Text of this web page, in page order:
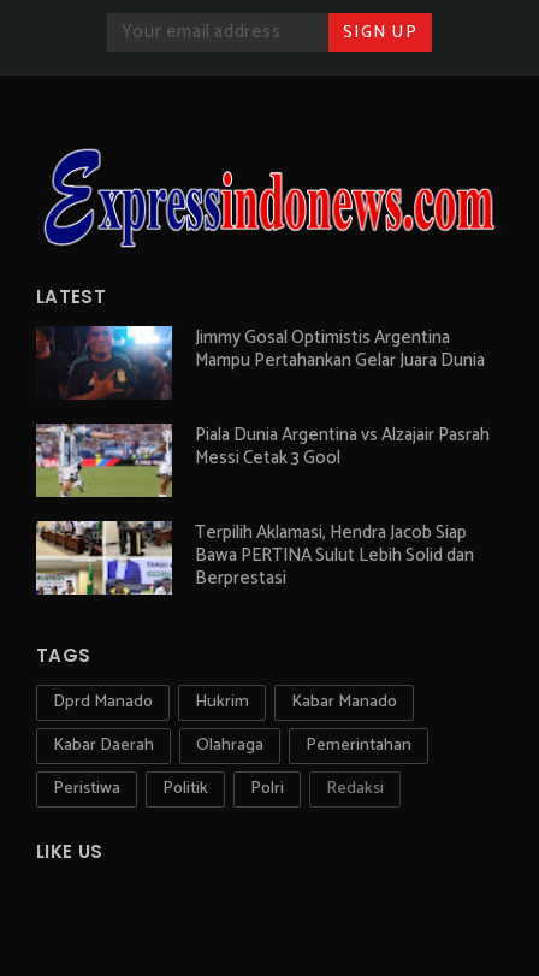
LATEST
Jimmy Gosal Optimistis Argentina
Mampu Pertahankan Gelar Juara Dunia
Piala Dunia Argentina vs Alzajair Pasrah
Messi Cetak 3 Gool
Terpilih Aklamasi, Hendra Jacob Siap
Bawa PERTINA Sulut Lebih Solid dan
Berprestasi
TAGS
Dprd Manado Hukrim
Kabar Manado
Kabar Daerah
Olahraga
Pemerintahan
Peristiwa
Politik Polri Redaksi
LIKE US